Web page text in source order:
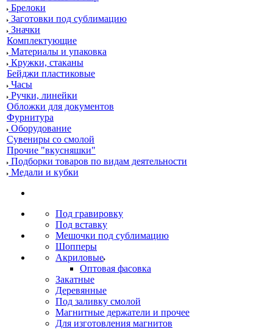
Брелоки
Заготовки под сублимацию
Значки
Комплектующие
Материалы и упаковка
Кружки, стаканы
Бейджи пластиковые
Часы
Ручки, линейки
Обложки для документов
Фурнитура
Оборудование
Сувениры со смолой
Прочие "вкусняшки"
Подборки товаров по видам деятельности
Медали и кубки
Под гравировку
Под вставку
Мешочки под сублимацию
Шопперы
Акриловые
Оптовая фасовка
Закатные
Деревянные
Под заливку смолой
Магнитные держатели и прочее
Для изготовления магнитов